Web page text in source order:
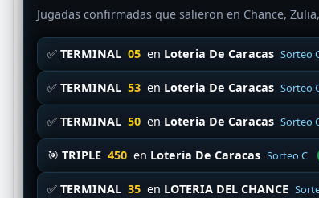
Jugadas confirmadas que salieron en Chance,
✅ TERMINAL 05 en Loteria De Caracas Sorteo
✅ TERMINAL 53 en Loteria De Caracas Sorteo
✅ TERMINAL 50 en Loteria De Caracas Sorteo
🎯 TRIPLE 450 en Loteria De Caracas Sorteo C
✅ TERMINAL 35 en LOTERIA DEL CHANCE